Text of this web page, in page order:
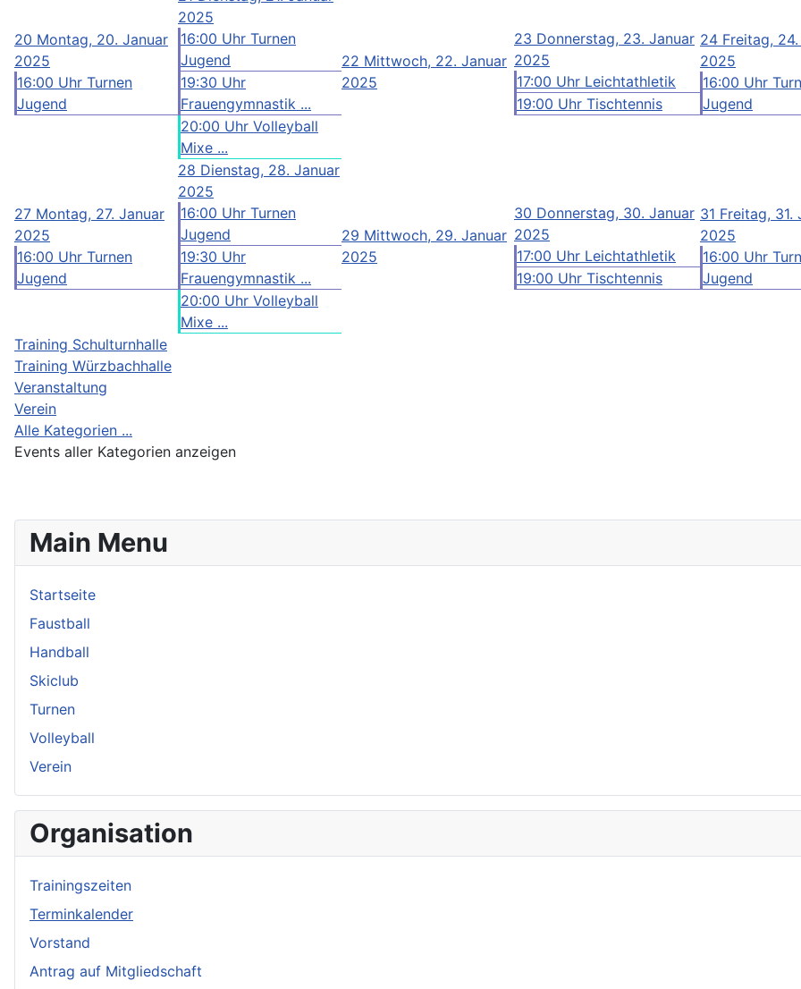
20 Montag, 20. Januar
2025
16:00 Uhr Turnen
Jugend
2025
16:00 Uhr Turnen
Jugend
19:30 Uhr
Frauengymnastik ...
20:00 Uhr Volleyball
Mixe ...
22 Mittwoch, 22. Januar
2025
23 Donnerstag, 23. Januar
2025
17:00 Uhr Leichtathletik
19:00 Uhr Tischtennis
24 Freitag,
2025
16:00 Uhr
Jugend
27 Montag, 27. Januar
2025
16:00 Uhr Turnen
Jugend
28 Dienstag, 28. Januar
2025
16:00 Uhr Turnen
Jugend
19:30 Uhr
Frauengymnastik ...
20:00 Uhr Volleyball
Mixe ...
29 Mittwoch, 29. Januar
2025
30 Donnerstag, 30. Januar
2025
17:00 Uhr Leichtathletik
19:00 Uhr Tischtennis
31 Freitag, 31.
2025
16:00 Uhr
Jugend
Training Schulturnhalle
Training Würzbachhalle
Veranstaltung
Verein
Alle Kategorien ...
Events aller Kategorien anzeigen
Main Menu
Startseite
Faustball
Handball
Skiclub
Turnen
Volleyball
Verein
Organisation
Trainingszeiten
Terminkalender
Vorstand
Antrag auf Mitgliedschaft